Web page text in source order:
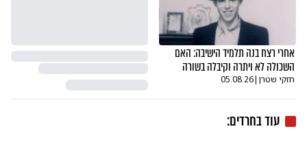
אחרי רצח בנה תלמיד הישיבה: האם
השכולה לא ויתרה וקיבלה בשורה
חזקי שטרן|
05.08.26
עוד בחרדים: